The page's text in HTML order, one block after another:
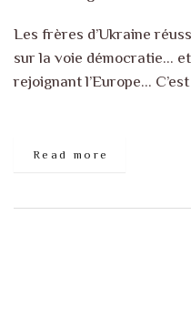
Les frères d’Ukraine
sur la voie démocratie…
rejoignant l’Europe…
Read more